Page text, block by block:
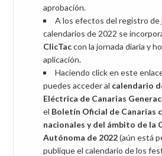
aprobación.
A los efectos del registro de
calendarios de 2022 se
ClicTaccon la jornada diaria y
aplicación.
Haciendo click en este
puedes acceder al calendario
Eléctrica de Canarias
el Boletín Oficial de Canarias
nacionales y del ámbito de la
Autónoma de 2022(aún está
publique el calendario de los